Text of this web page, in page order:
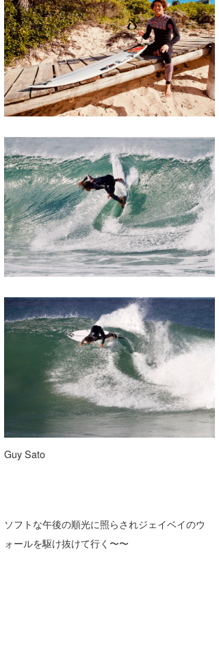
Guy Sato
ソフトな午後の順光に照らされジェイベイのウ
ォールを駆け抜けて行く〜〜